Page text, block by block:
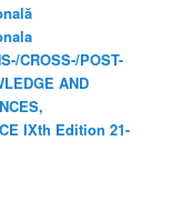
CROSS-/POST-
AND
IXth Edition 21-